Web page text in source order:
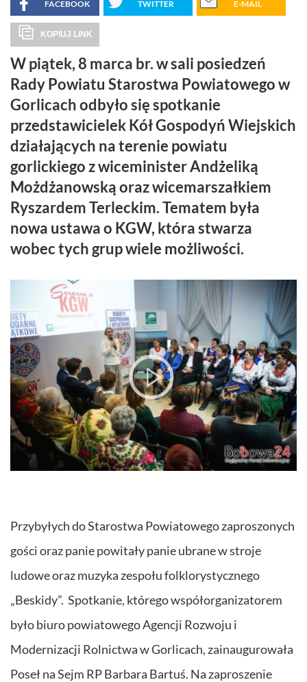
FACEBOOK TWITTER E-MAIL
KOPIUJ LINK
W piątek, 8 marca br. w sali posiedzeń
Rady Powiatu Starostwa Powiatowego w
Gorlicach odbyło się spotkanie
przedstawicielek Kół Gospodyń Wiejskich
działających na terenie powiatu
gorlickiego z wiceminister Andżeliką
Możdżanowską oraz wicemarszałkiem
Ryszardem Terleckim. Tematem była
nowa ustawa o KGW, która stwarza
wobec tych grup wiele możliwości.
Przybyłych do Starostwa Powiatowego zaproszonych
gości oraz panie powitały panie ubrane w stroje
ludowe oraz muzyka zespołu folklorystycznego
„Beskidy”. Spotkanie, którego współorganizatorem
było biuro powiatowego Agencji Rozwoju i
Modernizacji Rolnictwa w Gorlicach, zainaugurowała
Poseł na Sejm RP Barbara Bartuś. Na zaproszenie